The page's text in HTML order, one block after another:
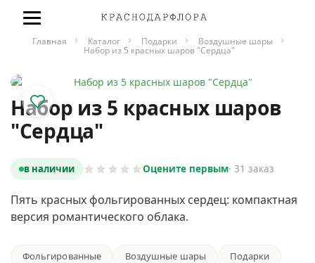
Главная Каталог Подарки Воздушные шары
Набор из 5 красных шаров "Сердца"
Набор из 5 красных шаров
"Сердца"
в наличии Оцените первым· 31 заказ
Пять красных фольгированных сердец: компактная
версия романтического облака.
Фольгированные Воздушные шары Подарки